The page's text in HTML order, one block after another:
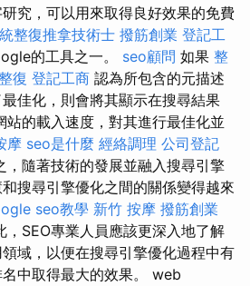
究，可以用來取得良好效果的免費
整復推拿技術士 撥筋創業 登記工
的工具之一。 seo顧問 如果 整
復 登記工商 認為所包含的元描述
佳化，則會將其顯示在搜尋結果
站的載入速度，對其進行最佳化並
摩 seo是什麼 經絡調理 公司登記
，隨著技術的發展並融入搜尋引擎
搜尋引擎優化之間的關係變得越來
seo教學 新竹 按摩 撥筋創業
，SEO專業人員應該更深入地了解
域，以便在搜尋引擎優化過程中有
中取得最大的效果。 web